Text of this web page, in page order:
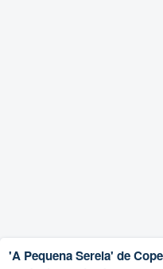
'A Pequena Sereia' de